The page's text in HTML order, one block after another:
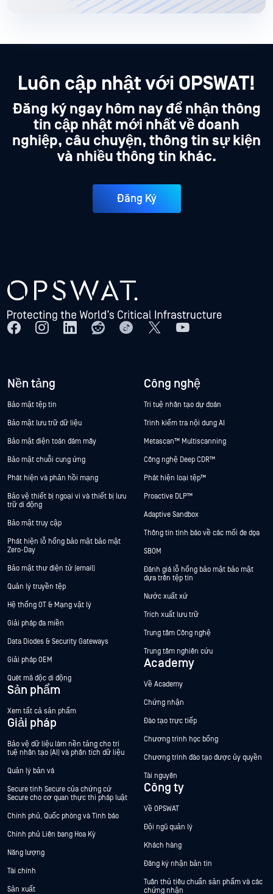
Luôn cập nhật với OPSWAT!
Đăng ký ngay hôm nay để nhận thông
tin cập nhật mới nhất về doanh
nghiệp, câu chuyện, thông tin sự kiện
và nhiều thông tin khác.
Đăng Ký
Nền tảng
Bảo mật tệp tin
Bảo mật lưu trữ dữ liệu
Bảo mật điện toán đám mây
Bảo mật chuỗi cung ứng
Phát hiện và phản hồi mạng
Bảo vệ thiết bị ngoại vi và thiết bị lưu
trữ di động
Bảo mật truy cập
Phát hiện lỗ hổng bảo mật bảo mật
Zero-Day
Bảo mật thư điện tử (email)
Quản lý truyền tệp
Hệ thống OT & Mạng vật lý
Giải pháp đa miền
Data Diodes & Security Gateways
Giải pháp OEM
Quét mã độc di động
Sản phẩm
Xem tất cả sản phẩm
Giải pháp
Bảo vệ dữ liệu làm nền tảng cho trí
tuệ nhân tạo (AI) và phân tích dữ liệu
Quản lý bản vá
Secure tính Secure của chứng cứ
Secure cho cơ quan thực thi pháp luật
Chính phủ, Quốc phòng và Tình báo
Chính phủ Liên bang Hoa Kỳ
Năng lượng
Tài chính
Sản xuất
Công nghệ
Trí tuệ nhân tạo dự đoán
Trình kiểm tra nội dung AI
Metascan™ Multiscanning
Công nghệ Deep CDR™
Phát hiện loại tệp™
Proactive DLP™
Adaptive Sandbox
Thông tin tình báo về các mối đe dọa
SBOM
Đánh giá lỗ hổng bảo mật bảo mật
dựa trên tệp tin
Nước xuất xứ
Trích xuất lưu trữ
Trung tâm Công nghệ
Trung tâm nghiên cứu
Academy
Về Academy
Chứng nhận
Đào tạo trực tiếp
Chương trình học bổng
Chương trình đào tạo được ủy quyền
Tài nguyên
Công ty
Về OPSWAT
Đội ngũ quản lý
Khách hàng
Đăng ký nhận bản tin
Tuân thủ tiêu chuẩn sản phẩm và các
chứng nhận